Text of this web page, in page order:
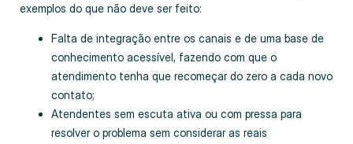
exemplos do que não deve ser feito:
Falta de integração entre os canais e de uma base de
conhecimento acessível, fazendo com que o
atendimento tenha que recomeçar do zero a cada novo
contato;
Atendentes sem escuta ativa ou com pressa para
resolver o problema sem considerar as reais